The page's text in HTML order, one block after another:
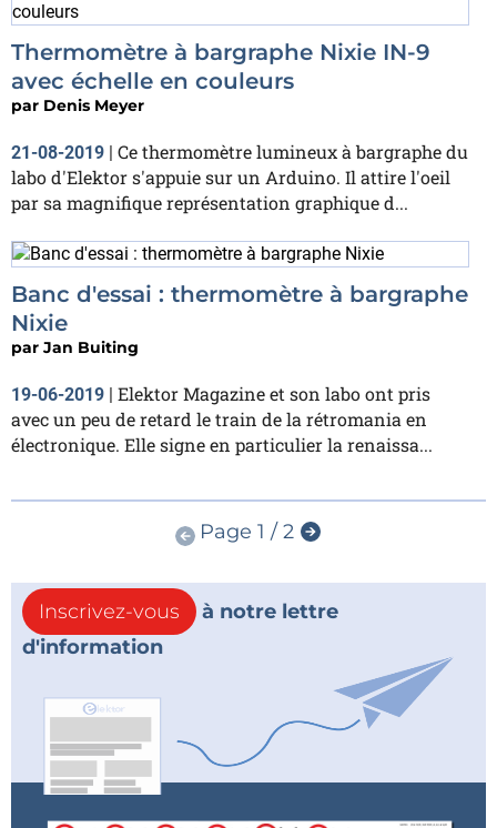
Thermomètre à bargraphe Nixie IN-9
avec échelle en couleurs
par Denis Meyer
21-08-2019 | Ce thermomètre lumineux à bargraphe du
labo d'Elektor s'appuie sur un Arduino. Il attire l'oeil
par sa magnifique représentation graphique d...
Banc d'essai : thermomètre à bargraphe
Nixie
par Jan Buiting
19-06-2019
Elektor Magazine et son labo ont pris
avec un peu de retard le train de la rétromania en
électronique. Elle signe en particulier la renaissa...
Page 1 / 2
Inscrivez-vous
à notre lettre
d'information